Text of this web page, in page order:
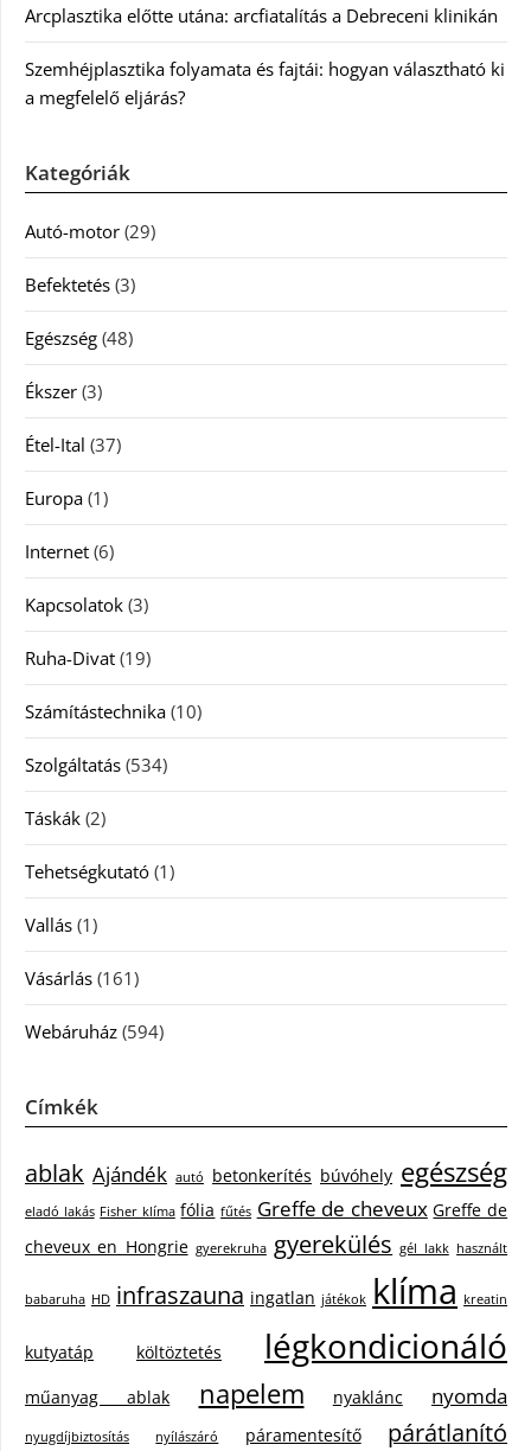
Arcplasztika előtte utána: arcfiatalítás a Debreceni klinikán
Szemhéjplasztika folyamata és fajtái: hogyan választható ki
a megfelelő eljárás?
Kategóriák
Autó-motor (29)
Befektetés (3)
Egészség (48)
Ékszer (3)
Étel-Ital (37)
Europa (1)
Internet (6)
Kapcsolatok (3)
Ruha-Divat (19)
Számítástechnika (10)
Szolgáltatás (534)
Táskák (2)
Tehetségkutató (1)
Vallás (1)
Vásárlás (161)
Webáruház (594)
Címkék
ablak Ajándék autó betonkerítés búvóhely egészség
eladó lakás Fisher klíma fólia fűtés Greffe de cheveux Greffe de
cheveux en Hongrie gyerekruha gyerekülés gél lakk használt
babaruha HD infraszauna ingatlan játékok klíma kreatin
kutyatáp költöztetés légkondicionáló
műanyag ablak napelem nyaklánc nyomda
nyugdíjbiztosítás nyílászáró páramentesítő párátlanító